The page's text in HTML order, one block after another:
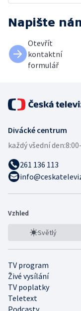
Napište
Otevřít
kontaktní
formulář
Divácké centrum
každý všední den:
261 136 113
Vzhled
Světlý
TV program
Živé vysílání
TV poplatky
Teletext
Podcasty